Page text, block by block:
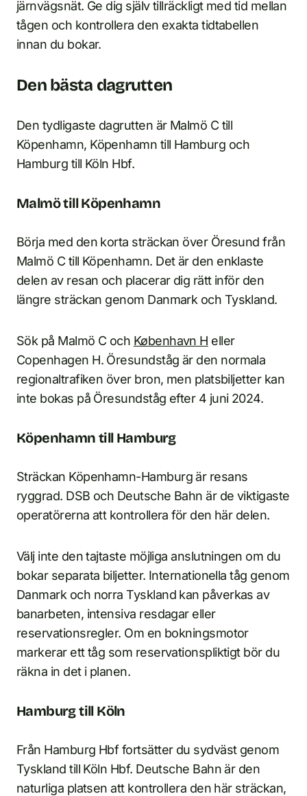
järnvägsnät. Ge dig själv tillräckligt med tid mellan
tågen och kontrollera den exakta tidtabellen
innan du bokar.
Den bästa dagrutten
Den tydligaste dagrutten är Malmö C till
Köpenhamn, Köpenhamn till Hamburg och
Hamburg till Köln Hbf.
Malmö till Köpenhamn
Börja med den korta sträckan över Öresund från
Malmö C till Köpenhamn. Det är den enklaste
delen av resan och placerar dig rätt inför den
längre sträckan genom Danmark och Tyskland.
Sök på Malmö C och København H eller
Copenhagen H. Öresundståg är den normala
regionaltrafiken över bron, men platsbiljetter kan
inte bokas på Öresundståg efter 4 juni 2024.
Köpenhamn till Hamburg
Sträckan Köpenhamn-Hamburg är resans
ryggrad. DSB och Deutsche Bahn är de viktigaste
operatörerna att kontrollera för den här delen.
Välj inte den tajtaste möjliga anslutningen om du
bokar separata biljetter. Internationella tåg genom
Danmark och norra Tyskland kan påverkas av
banarbeten, intensiva resdagar eller
reservationsregler. Om en bokningsmotor
markerar ett tåg som reservationspliktigt bör du
räkna in det i planen.
Hamburg till Köln
Från Hamburg Hbf fortsätter du sydväst genom
Tyskland till Köln Hbf. Deutsche Bahn är den
naturliga platsen att kontrollera den här sträckan,